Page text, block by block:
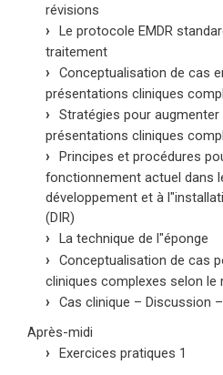
révisions
Le protocole EMDR
traitement
Conceptualisation de cas
présentations cliniques
Stratégies pour
présentations cliniques
Principes et procédures
fonctionnement actuel dans
développement et à
(DIR)
La technique de l"éponge
Conceptualisation de cas
cliniques complexes selon le
Cas clinique – Discussion
Après-midi
Exercices pratiques 1